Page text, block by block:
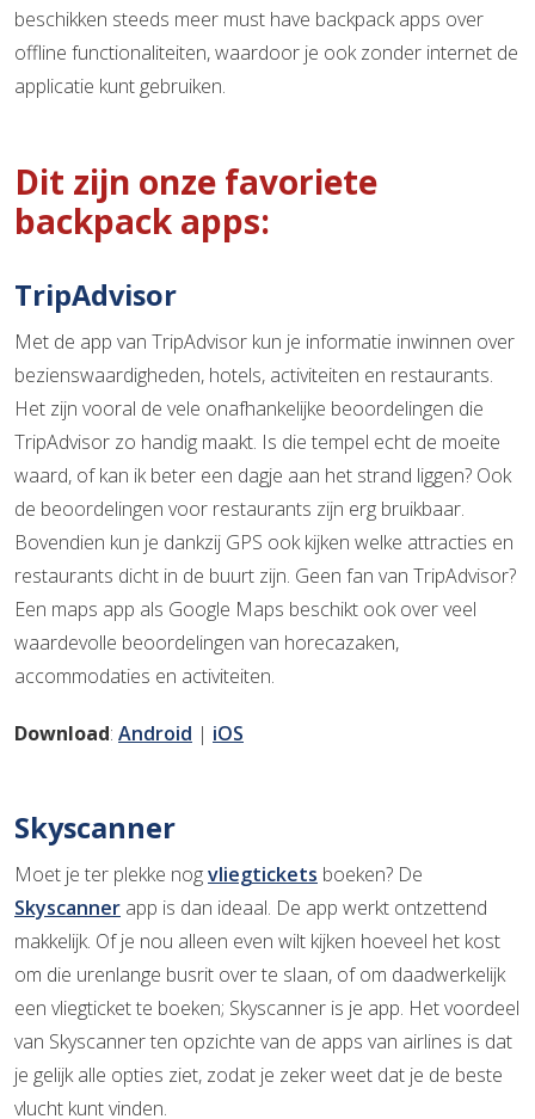
beschikken steeds meer must have backpack apps over
offline functionaliteiten, waardoor je ook zonder internet de
applicatie kunt gebruiken.
Dit zijn onze favoriete
backpack apps:
TripAdvisor
Met de app van TripAdvisor kun je informatie inwinnen over
bezienswaardigheden, hotels, activiteiten en restaurants.
Het zijn vooral de vele onafhankelijke beoordelingen die
TripAdvisor zo handig maakt. Is die tempel echt de moeite
waard, of kan ik beter een dagje aan het strand liggen? Ook
de beoordelingen voor restaurants zijn erg bruikbaar.
Bovendien kun je dankzij GPS ook kijken welke attracties en
restaurants dicht in de buurt zijn. Geen fan van TripAdvisor?
Een maps app als Google Maps beschikt ook over veel
waardevolle beoordelingen van horecazaken,
accommodaties en activiteiten.
Download: Android | iOS
Skyscanner
Moet je ter plekke nogvliegtickets boeken? De
Skyscanner app is dan ideaal. De app werkt ontzettend
makkelijk. Of je nou alleen even wilt kijken hoeveel het kost
om die urenlange busrit over te slaan, of om daadwerkelijk
een vliegticket te boeken; Skyscanner is je app. Het voordeel
van Skyscanner ten opzichte van de apps van airlines is dat
je gelijk alle opties ziet, zodat je zeker weet dat je de beste
vlucht kunt vinden.